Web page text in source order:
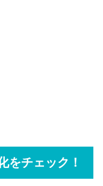
をチェック！